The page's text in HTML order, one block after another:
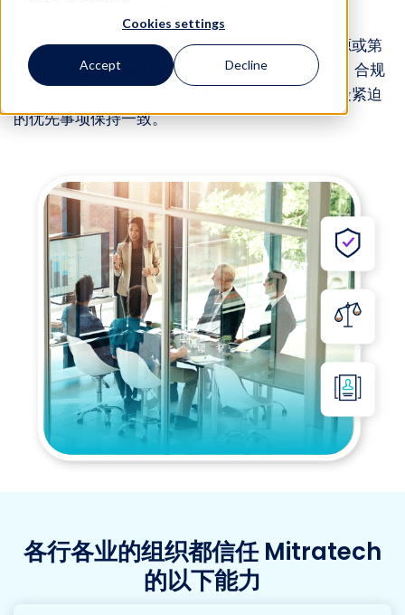
Cookies settings
Accept Decline
从管理跨境法律事务到自动化审计和扩展人力资源或第
三方风险流程，Mitratech 可将您的法律、风险、合规
和人力资源业务连接起来，并使其与您所在行业最紧迫
的优先事项保持一致。
各行各业的组织都信任 Mitratech
的以下能力